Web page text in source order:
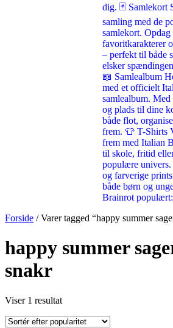
dig. 🃏 Samlekort
samling med de
samlekort.
favoritkarakterer
– perfekt til både
elsker
📖 Samlealbum
med et officielt
samlealbum. Med
og plads til dine
både flot,
frem. 👕 T-Shirts
frem med Italian
til skole, fritid
populære
og farverige
både børn og
Brainrot
Forside / Varer tagged “happy summer
happy summer
snakr
Viser 1 resultat